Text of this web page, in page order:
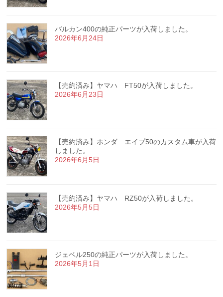
バルカン400の純正パーツが入荷しました。
2026年6月24日
【売約済み】ヤマハ FT50が入荷しました。
2026年6月23日
【売約済み】ホンダ エイプ50のカスタム車が入荷
しました。
2026年6月5日
【売約済み】ヤマハ RZ50が入荷しました。
2026年5月5日
ジェベル250の純正パーツが入荷しました。
2026年5月1日